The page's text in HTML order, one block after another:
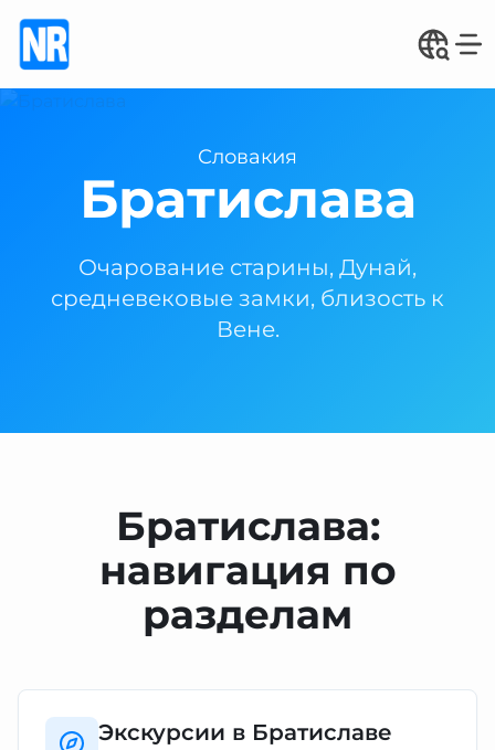
Словакия
Братислава
Очарование старины, Дунай,
средневековые замки, близость к
Вене.
Братислава:
навигация по
разделам
Экскурсии в Братиславе